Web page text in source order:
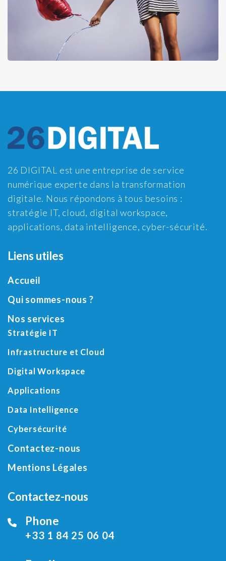
26 DIGITAL est une entreprise de service
numérique experte dans la transformation
digitale. Nous répondons à tous besoins :
stratégie IT, cloud, digital workspace,
applications, data intelligence, cyber-sécurité.
Liens utiles
Accueil
Qui sommes-nous ?
Nos services
Stratégie IT
Infrastructure et Cloud
Digital Workspace
Applications
Data Intelligence
Cybersécurité
Contactez-nous
Mentions Légales
Contactez-nous
Phone
+33 1 84 25 06 04